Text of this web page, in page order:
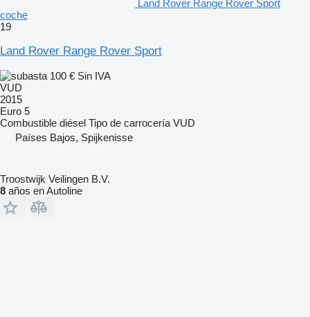
Land Rover Range Rover Sport
coche
19
Land Rover Range Rover Sport
100 € Sin IVA
VUD
2015
Euro 5
Combustible diésel Tipo de carrocería VUD
Países Bajos, Spijkenisse
Troostwijk Veilingen B.V.
8 años en Autoline